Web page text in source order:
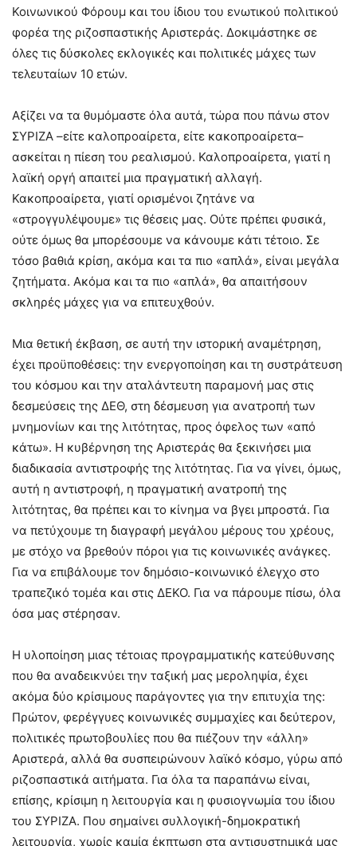
Κοινωνικού Φόρουμ και του ίδιου του ενωτικού πολιτικού
φορέα της ριζοσπαστικής Αριστεράς. Δοκιμάστηκε σε
όλες τις δύσκολες εκλογικές και πολιτικές μάχες των
τελευταίων 10 ετών.
Αξίζει να τα θυμόμαστε όλα αυτά, τώρα που πάνω στον
ΣΥΡΙΖΑ –είτε καλοπροαίρετα, είτε κακοπροαίρετα–
ασκείται η πίεση του ρεαλισμού. Καλοπροαίρετα, γιατί η
λαϊκή οργή απαιτεί μια πραγματική αλλαγή.
Κακοπροαίρετα, γιατί ορισμένοι ζητάνε να
«στρογγυλέψουμε» τις θέσεις μας. Ούτε πρέπει φυσικά,
ούτε όμως θα μπορέσουμε να κάνουμε κάτι τέτοιο. Σε
τόσο βαθιά κρίση, ακόμα και τα πιο «απλά», είναι μεγάλα
ζητήματα. Ακόμα και τα πιο «απλά», θα απαιτήσουν
σκληρές μάχες για να επιτευχθούν.
Μια θετική έκβαση, σε αυτή την ιστορική αναμέτρηση,
έχει προϋποθέσεις: την ενεργοποίηση και τη συστράτευση
του κόσμου και την αταλάντευτη παραμονή μας στις
δεσμεύσεις της ΔΕΘ, στη δέσμευση για ανατροπή των
μνημονίων και της λιτότητας, προς όφελος των «από
κάτω». Η κυβέρνηση της Αριστεράς θα ξεκινήσει μια
διαδικασία αντιστροφής της λιτότητας. Για να γίνει, όμως,
αυτή η αντιστροφή, η πραγματική ανατροπή της
λιτότητας, θα πρέπει και το κίνημα να βγει μπροστά. Για
να πετύχουμε τη διαγραφή μεγάλου μέρους του χρέους,
με στόχο να βρεθούν πόροι για τις κοινωνικές ανάγκες.
Για να επιβάλουμε τον δημόσιο-κοινωνικό έλεγχο στο
τραπεζικό τομέα και στις ΔΕΚΟ. Για να πάρουμε πίσω, όλα
όσα μας στέρησαν.
Η υλοποίηση μιας τέτοιας προγραμματικής κατεύθυνσης
που θα αναδεικνύει την ταξική μας μεροληψία, έχει
ακόμα δύο κρίσιμους παράγοντες για την επιτυχία της:
Πρώτον, φερέγγυες κοινωνικές συμμαχίες και δεύτερον,
πολιτικές πρωτοβουλίες που θα πιέζουν την «άλλη»
Αριστερά, αλλά θα συσπειρώνουν λαϊκό κόσμο, γύρω από
ριζοσπαστικά αιτήματα. Για όλα τα παραπάνω είναι,
επίσης, κρίσιμη η λειτουργία και η φυσιογνωμία του ίδιου
του ΣΥΡΙΖΑ. Που σημαίνει συλλογική-δημοκρατική
λειτουργία, χωρίς καμία έκπτωση στα αντισυστημικά μας